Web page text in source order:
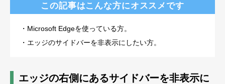
この記事はこんな方にオススメです
・Microsoft Edgeを使っている方。
・エッジのサイドバーを非表示にしたい方。
エッジの右側にあるサイドバーを非表示に